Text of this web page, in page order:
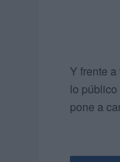
Y frente
lo
pone a